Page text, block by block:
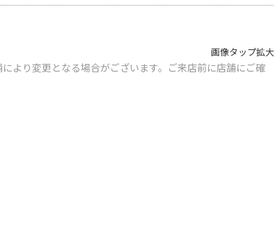
画像タップ拡大
より変更となる場合がございます。ご来店前に店舗にご確